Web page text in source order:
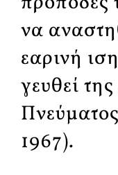
να
εαρινή
γευθεί
1967).